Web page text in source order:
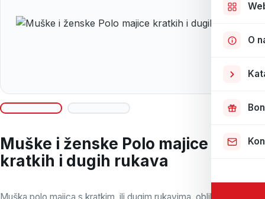
O
Muške i ženske Polo majice
kratkih i dugih rukava